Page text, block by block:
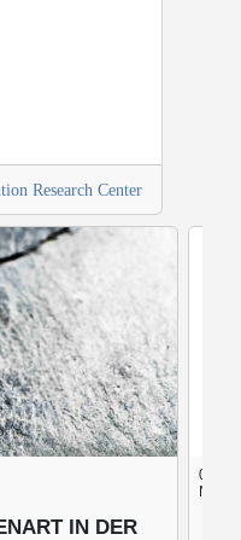
Research Center
IN DER
Nach